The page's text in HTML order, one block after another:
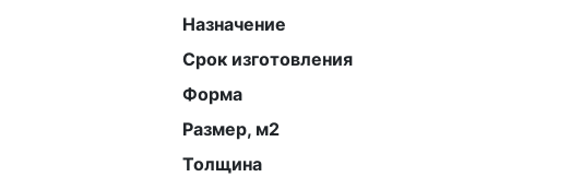
Назначение
Срок изготовления
Форма
Размер, м2
Толщина